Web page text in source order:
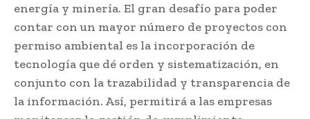
energía y minería. El gran desafío para poder
contar con un mayor número de proyectos con
permiso ambiental es la incorporación de
tecnología que dé orden y sistematización, en
conjunto con la trazabilidad y transparencia de
la información. Así, permitirá a las empresas